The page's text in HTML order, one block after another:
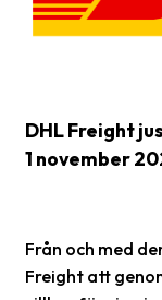
documents
Customs
Pickups
DHL Freight
1 november
Från och med
Freight att